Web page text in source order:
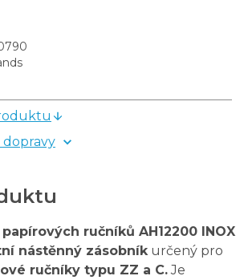
dopravy
ručníků AH12200 INOX
nástěnný zásobník určený pro
ručníky typu ZZ a C.Je